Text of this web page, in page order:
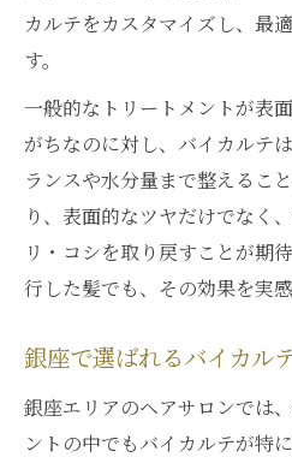
カルテをカスタマイズし、最
す。
一般的なトリートメントが表
がちなのに対し、バイカルテ
ランスや水分量まで整えるこ
り、表面的なツヤだけでなく
リ・コシを取り戻すことが期
行した髪でも、その効果を実
銀座で選ばれるバイカル
銀座エリアのヘアサロンでは
ントの中でもバイカルテが特